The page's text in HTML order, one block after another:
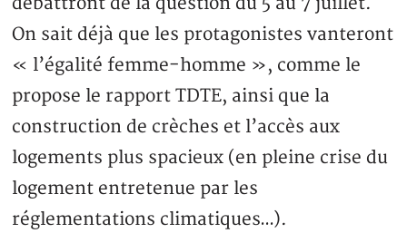
On sait déjà que les protagonistes vanteront
« l’égalité femme-homme », comme le
propose le rapport TDTE, ainsi que la
construction de crèches et l’accès aux
logements plus spacieux (en pleine crise du
logement entretenue par les
réglementations climatiques…).